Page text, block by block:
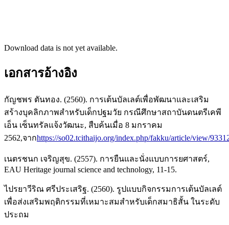
Download data is not yet available.
เอกสารอ้างอิง
กัญชพร ตันทอง. (2560). การเต้นบัลเลต์เพื่อพัฒนาและเสริม
สร้างบุคลิกภาพสำหรับเด็กปฐมวัย กรณีศึกษาสถาบันดนตรีเคพี
เอ็น เซ็นทรัลแจ้งวัฒนะ, สืบค้นเมื่อ 8 มกราคม
2562,จากhttps://so02.tcithaijo.org/index.php/fakku/article/view/
เนตรชนก เจริญสุข. (2557). การยืนและนั่งแบบการยศาสตร์,
EAU Heritage journal science and technology, 11-15.
ไปรยาวีริณ ศรีประเสริฐ. (2560). รูปแบบกิจกรรมการเต้นบัลเลต์
เพื่อส่งเสริมพฤติกรรมที่เหมาะสมสำหรับเด็กสมาธิสั้น ในระดับ
ประถม